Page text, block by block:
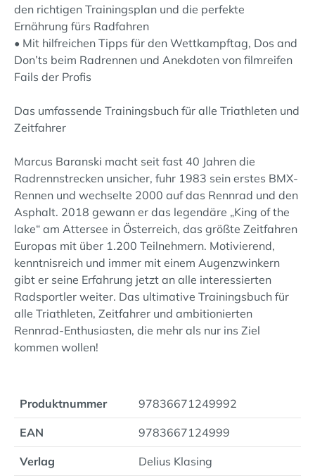
den richtigen Trainingsplan und die perfekte
Ernährung fürs Radfahren
• Mit hilfreichen Tipps für den Wettkampftag, Dos and
Don’ts beim Radrennen und Anekdoten von filmreifen
Fails der Profis
Das umfassende Trainingsbuch für alle Triathleten und
Zeitfahrer
Marcus Baranski macht seit fast 40 Jahren die
Radrennstrecken unsicher, fuhr 1983 sein erstes BMX-
Rennen und wechselte 2000 auf das Rennrad und den
Asphalt. 2018 gewann er das legendäre „King of the
lake“ am Attersee in Österreich, das größte Zeitfahren
Europas mit über 1.200 Teilnehmern. Motivierend,
kenntnisreich und immer mit einem Augenzwinkern
gibt er seine Erfahrung jetzt an alle interessierten
Radsportler weiter. Das ultimative Trainingsbuch für
alle Triathleten, Zeitfahrer und ambitionierten
Rennrad-Enthusiasten, die mehr als nur ins Ziel
kommen wollen!
Produktnummer 97836671249992
EAN 9783667124999
Verlag Delius Klasing